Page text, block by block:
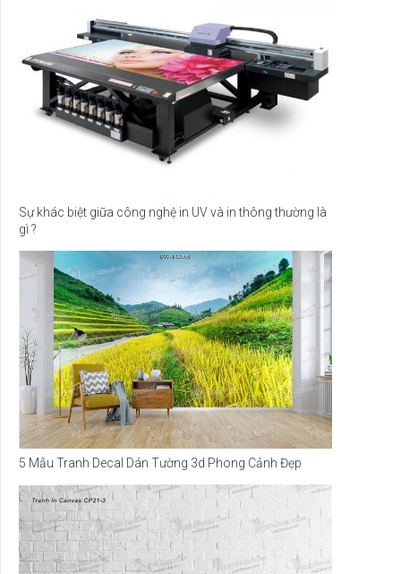
Sự khác biệt giữa công nghệ in UV và in thông thường là
gì ?
5 Mẫu Tranh Decal Dán Tường 3d Phong Cảnh Đẹp